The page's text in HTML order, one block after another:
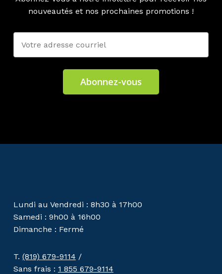
nouveautés et nos prochaines promotions !
Lundi au Vendredi : 8h30 à 17h00
Samedi : 9h00 à 16h00
Dimanche : Fermé
T. (819) 679-9114 /
Sans frais : 1 855 679-9114